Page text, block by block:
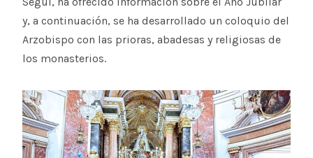
y, a continuación, se ha desarrollado un coloquio del
Arzobispo con las prioras, abadesas y religiosas de
los monasterios.